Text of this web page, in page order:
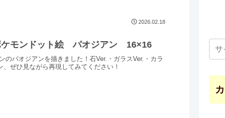
2026.02.18
モンドット絵 パオジアン 16×16
のパオジアンを描きました！石Ver.・ガラスVer.・カラ
、ぜひ見ながら再現してみてください！